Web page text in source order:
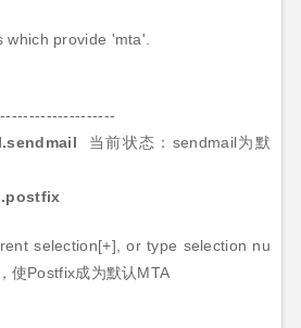
provide 'mta'.
当前状态： sendmail为默
selection[+], or type selection nu
，使Postfix成为默认MTA